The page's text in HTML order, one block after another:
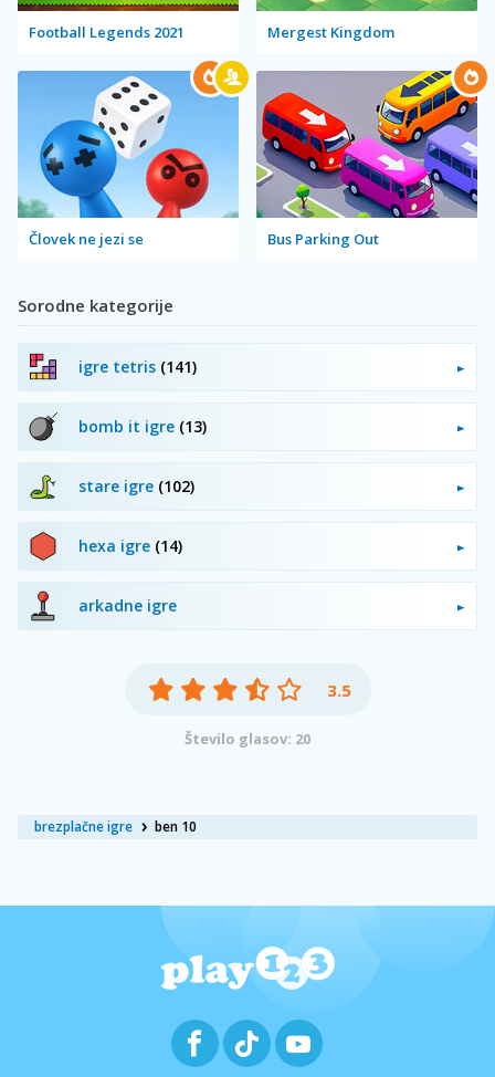
brezplačne igre ben 10
Football Legends 2021 Mergest Kingdom
Človek ne jezi se Bus Parking Out
Sorodne kategorije
igre tetris (141)
bomb it igre (13)
stare igre (102)
hexa igre (14)
arkadne igre
3.5
Število glasov: 20